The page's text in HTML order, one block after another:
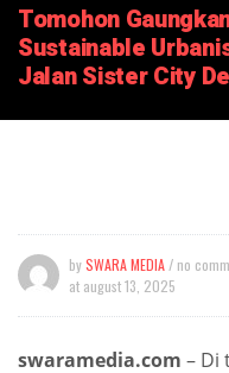
Tomohon
Sustainable
Jalan Sister City
bySWARA MEDIA / no
at august 13, 2025
swaramedia.com – Di